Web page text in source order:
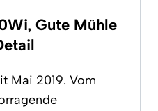
Gute Mühle
Mai 2019. Vom